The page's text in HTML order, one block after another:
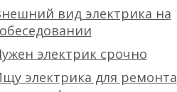
вид электрика на
электрик срочно
электрика для ремонта